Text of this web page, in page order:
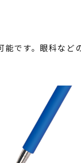
です。眼科など